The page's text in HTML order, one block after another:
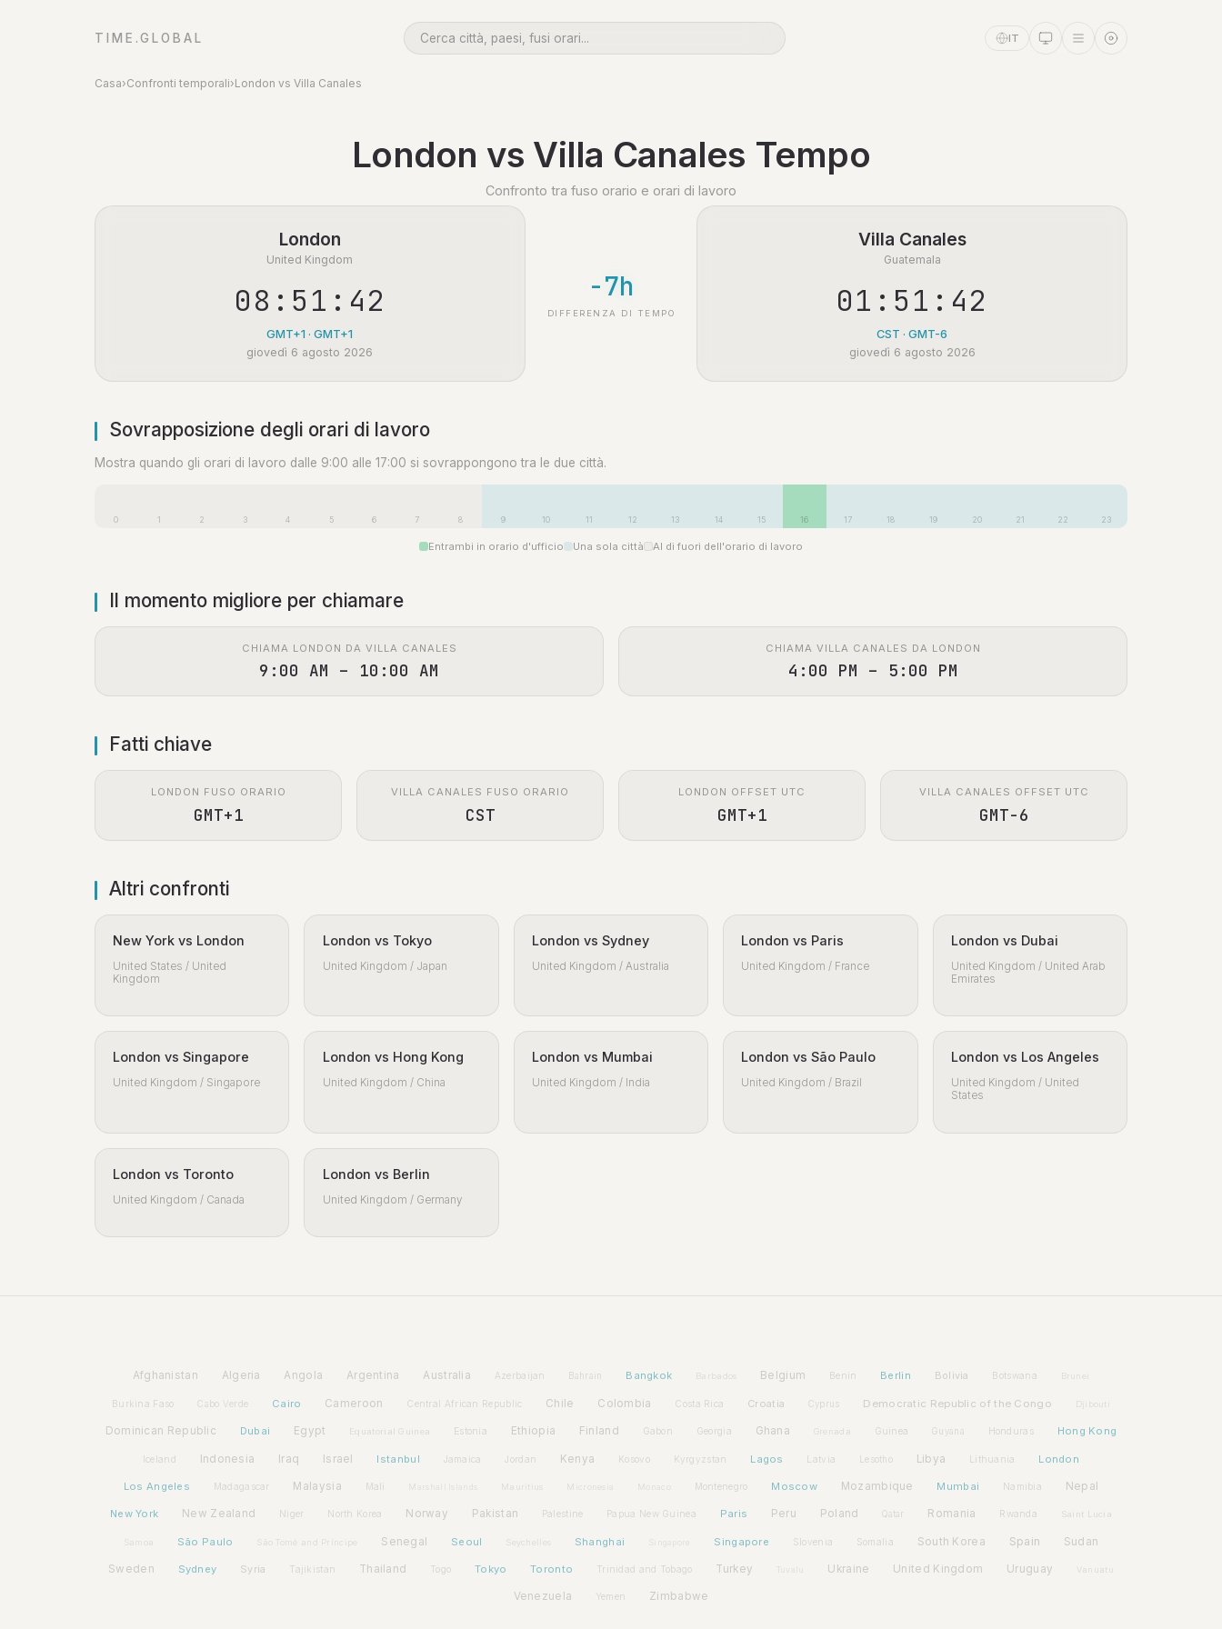
TIME.GLOBAL IT
Casa›Confronti temporali›London vs Villa Canales
London vs Villa Canales Tempo
Confronto tra fuso orario e orari di lavoro
London
United Kingdom
08:51:43
GMT+1 · GMT+1
giovedì 6 agosto 2026
-7h
DIFFERENZA DI TEMPO
Villa Canales
Guatemala
01:51:43
CST · GMT-6
giovedì 6 agosto 2026
Sovrapposizione degli orari di lavoro
Mostra quando gli orari di lavoro dalle 9:00 alle 17:00 si sovrappongono tra le due città.
0 1 2 3 4 5 6 7 8 9 10 11 12 13 14 15 16 17 18 19 20 21 22 23
Entrambi in orario d'ufficio Una sola città Al di fuori dell'orario di lavoro
Il momento migliore per chiamare
CHIAMA LONDON DA VILLA CANALES
9:00 AM – 10:00 AM
CHIAMA VILLA CANALES DA LONDON
4:00 PM – 5:00 PM
Fatti chiave
LONDON FUSO ORARIO
GMT+1
VILLA CANALES FUSO ORARIO
CST
LONDON OFFSET UTC
GMT+1
VILLA CANALES OFFSET UTC
GMT-6
Altri confronti
New York vs London
United States / United
Kingdom
London vs Tokyo
United Kingdom / Japan
London vs Sydney
United Kingdom / Australia
London vs Paris
United Kingdom / France
London vs Dubai
United Kingdom / United Arab
Emirates
London vs Singapore
United Kingdom / Singapore
London vs Hong Kong
United Kingdom / China
London vs Mumbai
United Kingdom / India
London vs São Paulo
United Kingdom / Brazil
London vs Los Angeles
United Kingdom / United
States
London vs Toronto
United Kingdom / Canada
London vs Berlin
United Kingdom / Germany
Afghanistan Algeria Angola Argentina Australia Azerbaijan Bahrain Bangkok Barbados Belgium Benin Berlin Bolivia Botswana Brunei
Burkina Faso Cabo Verde Cairo Cameroon Central African Republic Chile Colombia Costa Rica Croatia Cyprus Democratic Republic of the Congo Djibouti
Dominican Republic Dubai Egypt Equatorial Guinea Estonia Ethiopia Finland Gabon Georgia Ghana Grenada Guinea Guyana Honduras Hong Kong
Iceland Indonesia Iraq Israel Istanbul Jamaica Jordan Kenya Kosovo Kyrgyzstan Lagos Latvia Lesotho Libya Lithuania London
Los Angeles Madagascar Malaysia Mali Mauritius Micronesia Monaco Montenegro Moscow Mozambique Mumbai Namibia Nepal
New York New Zealand Niger North Korea Norway Pakistan Palestine Papua New Guinea Paris Peru Poland Qatar Romania Rwanda Saint Lucia
Samoa São Paulo São Tomé and Príncipe Senegal Seoul Seychelles Shanghai Singapore Slovenia Somalia South Korea Spain Sudan
Sweden Sydney Syria Tajikistan Thailand Togo Tokyo Toronto Trinidad and Tobago Turkey Tuvalu Ukraine United Kingdom Uruguay Vanuatu
Venezuela Yemen Zimbabwe